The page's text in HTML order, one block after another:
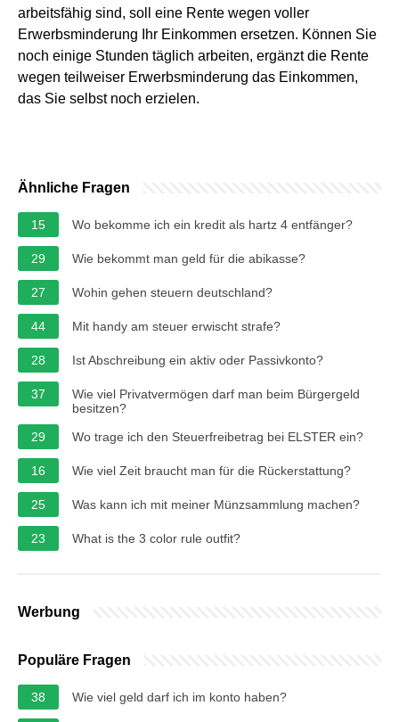
arbeitsfähig sind, soll eine Rente wegen voller
Erwerbsminderung Ihr Einkommen ersetzen. Können Sie
noch einige Stunden täglich arbeiten, ergänzt die Rente
wegen teilweiser Erwerbsminderung das Einkommen,
das Sie selbst noch erzielen.
Ähnliche Fragen
15 Wo bekomme ich ein kredit als hartz 4 entfänger?
29 Wie bekommt man geld für die abikasse?
27 Wohin gehen steuern deutschland?
44 Mit handy am steuer erwischt strafe?
28 Ist Abschreibung ein aktiv oder Passivkonto?
37
Wie viel Privatvermögen darf man beim Bürgergeld
besitzen?
29
Wo trage ich den Steuerfreibetrag bei ELSTER ein?
16 Wie viel Zeit braucht man für die Rückerstattung?
25 Was kann ich mit meiner Münzsammlung machen?
23 What is the 3 color rule outfit?
Werbung
Populäre Fragen
38 Wie viel geld darf ich im konto haben?